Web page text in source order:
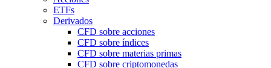
ETFs
Derivados
CFD sobre acciones
CFD sobre índices
CFD sobre materias primas
CFD sobre criptomonedas